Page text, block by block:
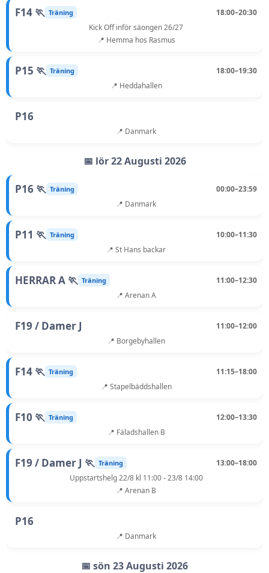
F14 🏃 Träning
18:00–20:30
Kick Off inför säongen 26/27
📍 Hemma hos Rasmus
P15 🏃 Träning
18:00–19:30
📍 Heddahallen
P16
📍 Danmark
📅 lör 22 Augusti 2026
P16 🏃 Träning
00:00–23:59
📍 Danmark
P11 🏃 Träning
10:00–11:30
📍 St Hans backar
HERRAR A 🏃 Träning
11:00–12:30
📍 Arenan A
F19 / Damer J
11:00–12:00
📍 Borgebyhallen
F14 🏃 Träning
11:15–18:00
📍 Stapelbäddshallen
F10 🏃 Träning
12:00–13:30
📍 Fäladshallen B
F19 / Damer J 🏃 Träning
13:00–18:00
Uppstartshelg 22/8 kl 11:00 - 23/8 14:00
📍 Arenan B
P16
📍 Danmark
📅 sön 23 Augusti 2026